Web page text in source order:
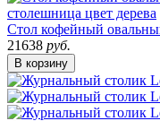
Стол кофейный
21638 руб.
В корзину